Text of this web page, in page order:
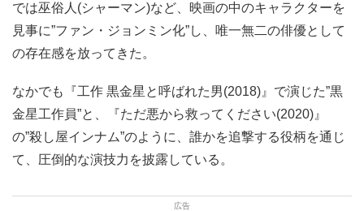
では巫俗人(シャーマン)など、映画の中のキャラクターを
見事に”ファン・ジョンミン化”し、唯一無二の俳優として
の存在感を放ってきた。
なかでも『工作 黒金星と呼ばれた男(2018)』で演じた”黒
金星工作員”と、『ただ悪から救ってください(2020)』
の”殺し屋インナム”のように、誰かを追撃する役柄を通じ
て、圧倒的な演技力を披露している。